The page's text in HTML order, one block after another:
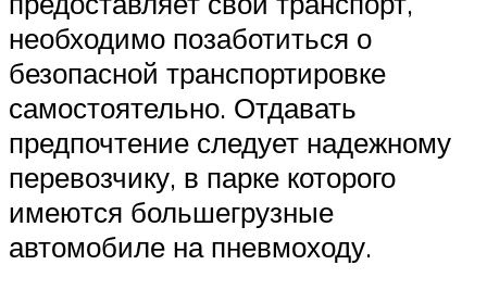
необходимо позаботиться о
безопасной транспортировке
самостоятельно. Отдавать
предпочтение следует надежному
перевозчику, в парке которого
имеются большегрузные
автомобиле на пневмоходу.